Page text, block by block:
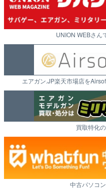
UNION WEBさん
エアガン.JP楽天市場店を
買取特化
中古パソコ